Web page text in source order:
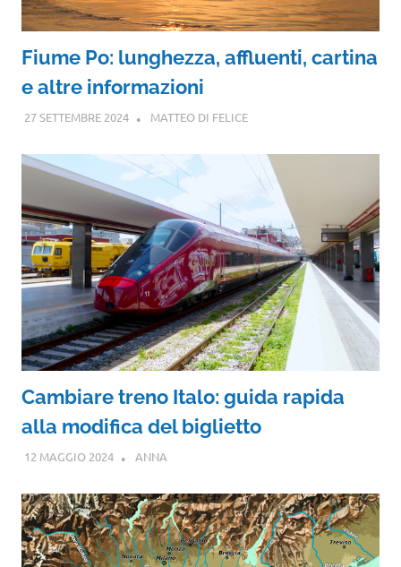
Fiume Po: lunghezza, affluenti, cartina
e altre informazioni
27 SETTEMBRE 2024 MATTEO DI FELICE
Cambiare treno Italo: guida rapida
alla modifica del biglietto
12 MAGGIO 2024 ANNA